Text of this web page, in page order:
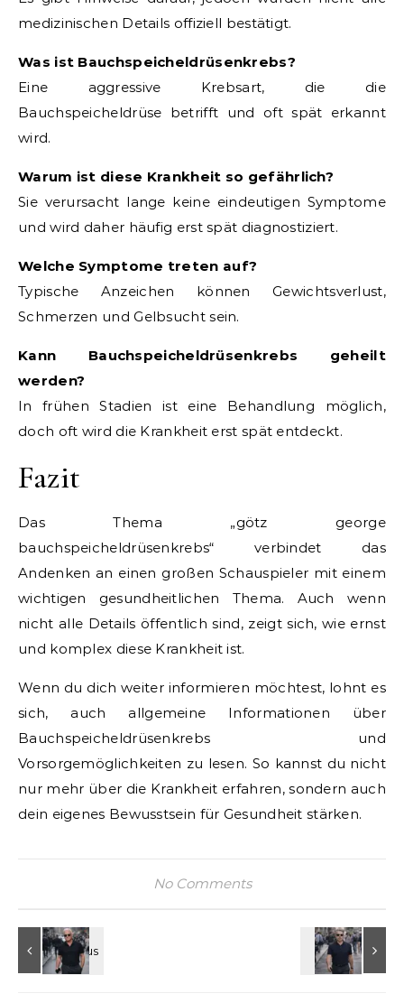
medizinischen Details offiziell bestätigt.
Was ist Bauchspeicheldrüsenkrebs?
Eine aggressive Krebsart, die die
Bauchspeicheldrüse betrifft und oft spät erkannt
wird.
Warum ist diese Krankheit so gefährlich?
Sie verursacht lange keine eindeutigen Symptome
und wird daher häufig erst spät diagnostiziert.
Welche Symptome treten auf?
Typische Anzeichen können Gewichtsverlust,
Schmerzen und Gelbsucht sein.
Kann Bauchspeicheldrüsenkrebs geheilt
werden?
In frühen Stadien ist eine Behandlung möglich,
doch oft wird die Krankheit erst spät entdeckt.
Fazit
Das Thema „götz george
bauchspeicheldrüsenkrebs“ verbindet das
Andenken an einen großen Schauspieler mit einem
wichtigen gesundheitlichen Thema. Auch wenn
nicht alle Details öffentlich sind, zeigt sich, wie ernst
und komplex diese Krankheit ist.
Wenn du dich weiter informieren möchtest, lohnt es
sich, auch allgemeine Informationen über
Bauchspeicheldrüsenkrebs und
Vorsorgemöglichkeiten zu lesen. So kannst du nicht
nur mehr über die Krankheit erfahren, sondern auch
dein eigenes Bewusstsein für Gesundheit stärken.
No Comments